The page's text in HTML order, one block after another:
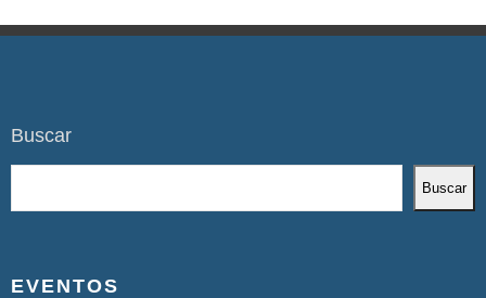
Buscar
Buscar
EVENTOS